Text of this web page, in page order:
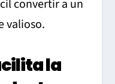
convertir a un
valioso.
la